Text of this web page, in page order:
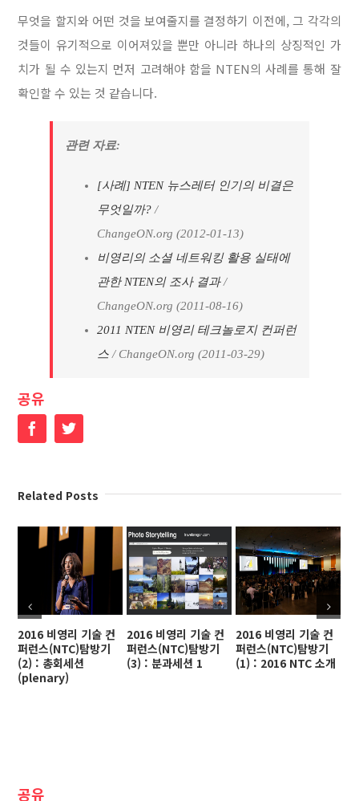
무엇을 할지와 어떤 것을 보여줄지를 결정하기 이전에, 그 각각의
것들이 유기적으로 이어져있을 뿐만 아니라 하나의 상징적인 가
치가 될 수 있는지 먼저 고려해야 함을 NTEN의 사례를 통해 잘
확인할 수 있는 것 같습니다.
관련 자료:
[사례] NTEN 뉴스레터 인기의 비결은
무엇일까? /
ChangeON.org (2012-01-13)
비영리의 소셜 네트워킹 활용 실태에
관한 NTEN의 조사 결과/
ChangeON.org (2011-08-16)
2011 NTEN 비영리 테크놀로지 컨퍼런
스 / ChangeON.org (2011-03-29)
공유
FacebookTwitter
Related Posts
2016 비영리 기술 컨
퍼런스(NTC)탐방기
(2) : 총회세션
(plenary)
2016 비영리 기술 컨
퍼런스(NTC)탐방기
(3) : 분과세션 1
2016 비영리 기술 컨
퍼런스(NTC)탐방기
(1) : 2016 NTC 소개
공유